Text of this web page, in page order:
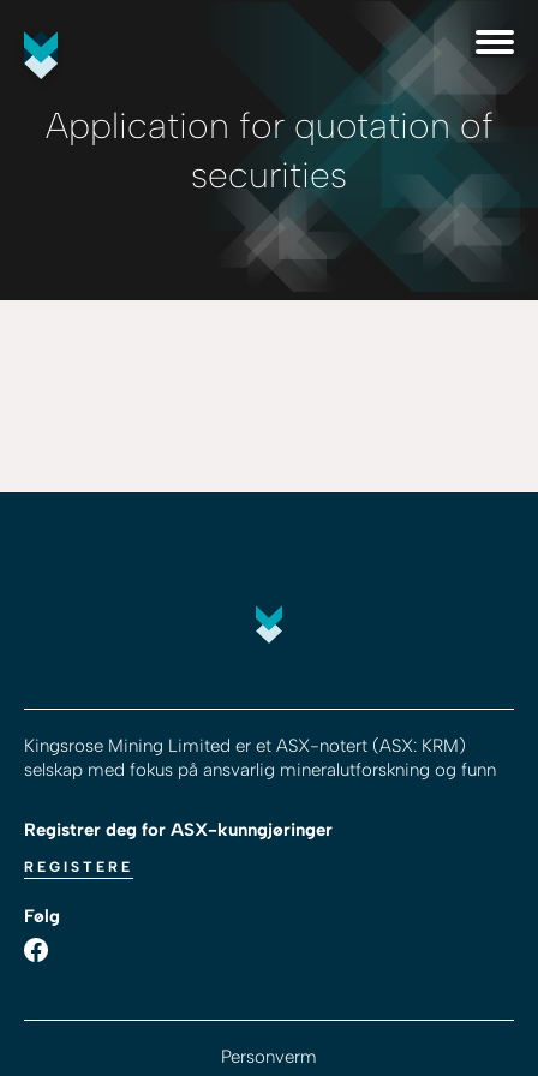
Application for quotation of
securities
Kingsrose Mining Limited er et ASX-notert (ASX: KRM)
selskap med fokus på ansvarlig mineralutforskning og funn
Registrer deg for ASX-kunngjøringer
REGISTERE
Følg
Personverm